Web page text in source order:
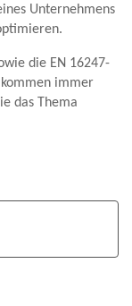
Unternehmens
die EN 16247-
immer
das Thema